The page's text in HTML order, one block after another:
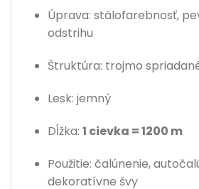
Úprava: stálofarebnosť,
odstrihu
Štruktúra: trojmo
Lesk: jemný
Dĺžka: 1 cievka = 1200 m
Použitie: čalúnenie,
dekoratívne švy